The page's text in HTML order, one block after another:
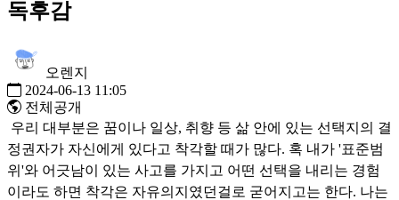
독후감
오렌지
2024-06-13 11:05
전체공개
우리 대부분은 꿈이나 일상, 취향 등 삶 안에 있는 선택지의 결
정권자가 자신에게 있다고 착각할 때가 많다. 혹 내가 '표준범
위'와 어긋남이 있는 사고를 가지고 어떤 선택을 내리는 경험
이라도 하면 착각은 자유의지였던걸로 굳어지고는 한다. 나는